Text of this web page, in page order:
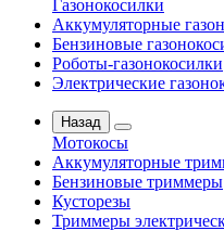
Газонокосилки
Аккумуляторные
Бензиновые
Роботы-газонокосилки
Электрические
Назад
Мотокосы
Аккумуляторные
Бензиновые триммеры
Кусторезы
Триммеры